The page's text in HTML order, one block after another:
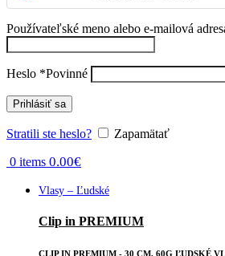
Používateľské meno alebo e-mailová
Heslo *Povinné
Prihlásiť sa
Stratili ste heslo? Zapamätať
0 items 0.00€
Vlasy – Ľudské
Clip in PREMIUM
CLIP IN PREMIUM - 30 CM, 60G ĽUDSKÉ